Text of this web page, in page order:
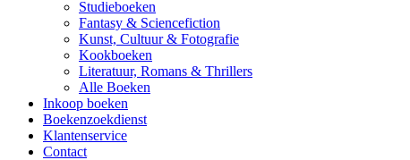
Studieboeken
Fantasy & Sciencefiction
Kunst, Cultuur & Fotografie
Kookboeken
Literatuur, Romans & Thrillers
Alle Boeken
Inkoop boeken
Boekenzoekdienst
Klantenservice
Contact